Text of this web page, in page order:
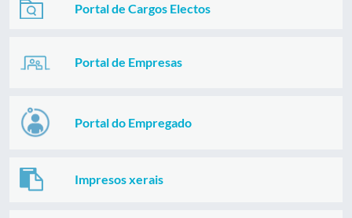
Portal de Cargos Electos
Portal de Empresas
Portal do Empregado
Impresos xerais